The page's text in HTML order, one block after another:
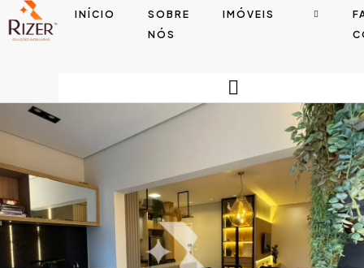
INÍCIO
SOBRE
NÓS
IMÓVEIS